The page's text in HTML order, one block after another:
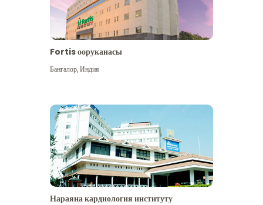
Fortis ооруканасы
Бангалор,Индия
Нараяна кардиология институту